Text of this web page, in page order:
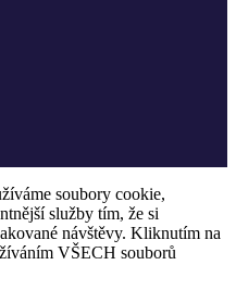
soubory cookie,
služby tím, že si
návštěvy. Kliknutím na
VŠECH souborů